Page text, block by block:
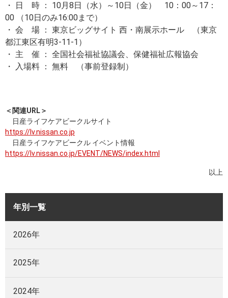
・ 日 時 ： 10月8日（水）～10日（金） 10：00～17：
00 （10日のみ16:00まで）
・ 会 場 ： 東京ビッグサイト 西・南展示ホール （東京
都江東区有明3-11-1）
・ 主 催 ： 全国社会福祉協議会、保健福祉広報協会
・ 入場料 ： 無料 （事前登録制）
＜関連URL＞
日産ライフケアビークルサイト
https://lv.nissan.co.jp
日産ライフケアビークル イベント情報
https://lv.nissan.co.jp/EVENT/NEWS/index.html
以上
年別一覧
2026年
2025年
2024年